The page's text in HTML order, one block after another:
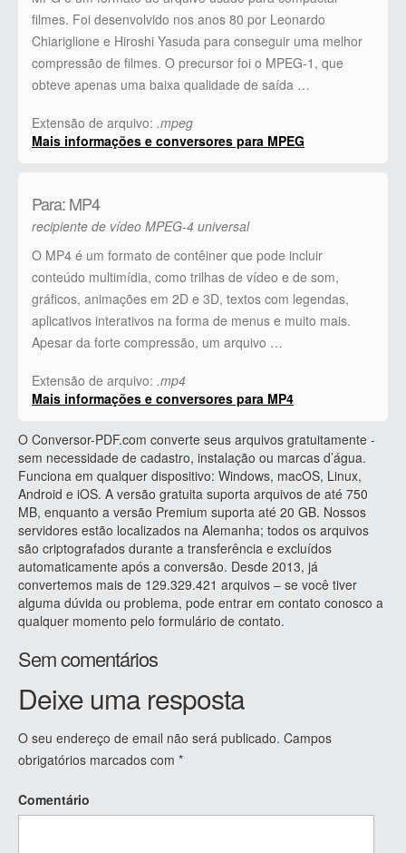
filmes. Foi desenvolvido nos anos 80 por Leonardo
Chiariglione e Hiroshi Yasuda para conseguir uma melhor
compressão de filmes. O precursor foi o MPEG-1, que
obteve apenas uma baixa qualidade de saída …
Extensão de arquivo: .mpeg
Mais informações e conversores para MPEG
Para: MP4
recipiente de vídeo MPEG-4 universal
O MP4 é um formato de contêiner que pode incluir
conteúdo multimídia, como trilhas de vídeo e de som,
gráficos, animações em 2D e 3D, textos com legendas,
aplicativos interativos na forma de menus e muito mais.
Apesar da forte compressão, um arquivo …
Extensão de arquivo: .mp4
Mais informações e conversores para MP4
O Conversor-PDF.com converte seus arquivos gratuitamente -
sem necessidade de cadastro, instalação ou marcas d’água.
Funciona em qualquer dispositivo: Windows, macOS, Linux,
Android e iOS. A versão gratuita suporta arquivos de até 750
MB, enquanto a versão Premium suporta até 20 GB. Nossos
servidores estão localizados na Alemanha; todos os arquivos
são criptografados durante a transferência e excluídos
automaticamente após a conversão. Desde 2013, já
convertemos mais de 129.329.421 arquivos – se você tiver
alguma dúvida ou problema, pode entrar em contato conosco a
qualquer momento pelo formulário de contato.
Sem comentários
Deixe uma resposta
O seu endereço de email não será publicado. Campos
obrigatórios marcados com *
Comentário